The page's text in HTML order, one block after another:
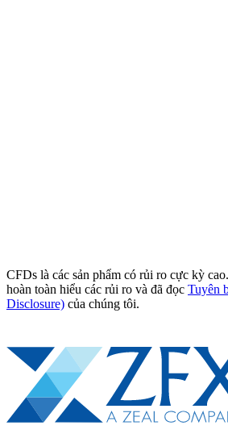
CFDs là các sản phẩm có rủi ro cực kỳ
hoàn toàn hiểu các rủi ro và đã đọc Tuyên
Disclosure) của chúng tôi.